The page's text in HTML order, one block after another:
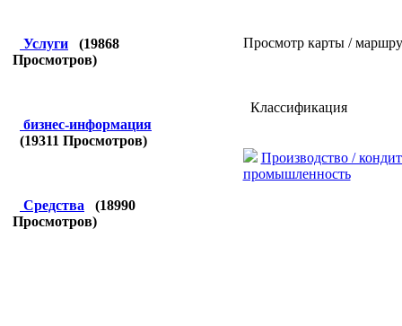
Услуги (19868
Просмотров)
бизнес-информация
(19311 Просмотров)
Средства (18990
Просмотров)
Просмотр карты /
Классификация
Производство /
промышленность